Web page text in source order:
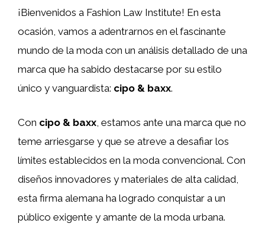
¡Bienvenidos a Fashion Law Institute! En esta
ocasión, vamos a adentrarnos en el fascinante
mundo de la moda con un análisis detallado de una
marca que ha sabido destacarse por su estilo
único y vanguardista: cipo & baxx.
Con cipo & baxx , estamos ante una marca que no
teme arriesgarse y que se atreve a desafiar los
límites establecidos en la moda convencional. Con
diseños innovadores y materiales de alta calidad,
esta firma alemana ha logrado conquistar a un
público exigente y amante de la moda urbana.